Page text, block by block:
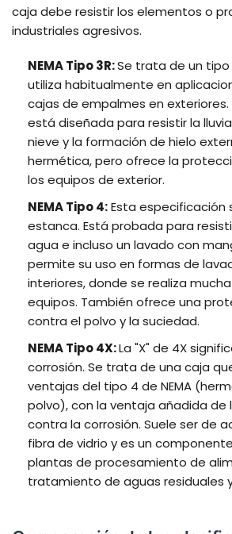
caja debe resistir los elementos o
industriales agresivos.
NEMA Tipo 3R:Se trata de un
utiliza habitualmente en
cajas de empalmes en exteriores.
está diseñada para resistir la
nieve y la formación de hielo
hermética, pero ofrece la
los equipos de exterior.
NEMA Tipo 4:Esta especificación
estanca. Está probada para
agua e incluso un lavado con
permite su uso en formas de
interiores, donde se realiza
equipos. También ofrece una
contra el polvo y la suciedad.
NEMA Tipo 4X:La "X" de 4X
corrosión. Se trata de una caja
ventajas del tipo 4 de NEMA
polvo), con la ventaja añadida de
contra la corrosión. Suele ser de
fibra de vidrio y es un
plantas de procesamiento de
tratamiento de aguas residuales